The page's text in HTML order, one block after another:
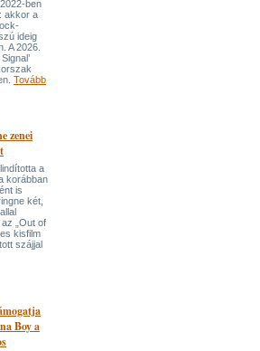
ben
akkor a
ideig
A 2026.
Tovább
zenei
a
korábban
is
két,
„Out of
kisfilm
szájjal
Boy a